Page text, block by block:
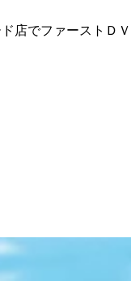
店でファーストＤＶ